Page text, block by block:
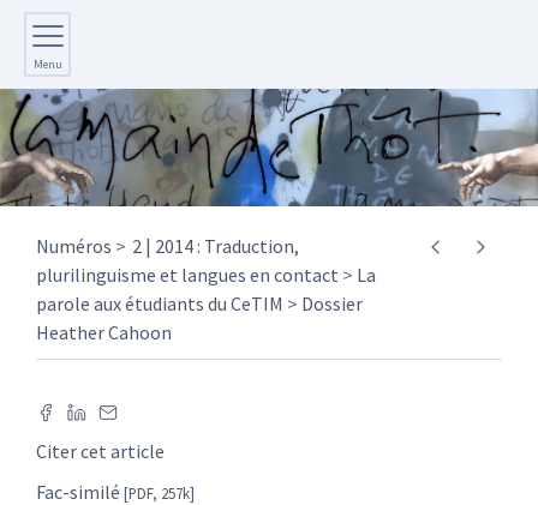
Menu
Numéros
2 | 2014 : Traduction,
plurilinguisme et langues en contact
La
parole aux étudiants du CeTIM
Dossier
Heather Cahoon
Citer cet article
Fac-similé [PDF, 257k]